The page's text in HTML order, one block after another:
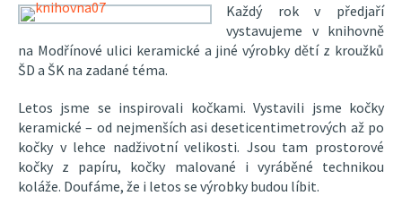
Každý rok v předjaří
vystavujeme v knihovně
na Modřínové ulici keramické a jiné výrobky dětí z kroužků
ŠD a ŠK na zadané téma.
Letos jsme se inspirovali kočkami. Vystavili jsme kočky
keramické – od nejmenších asi deseticentimetrových až po
kočky v lehce nadživotní velikosti. Jsou tam prostorové
kočky z papíru, kočky malované i vyráběné technikou
koláže. Doufáme, že i letos se výrobky budou líbit.